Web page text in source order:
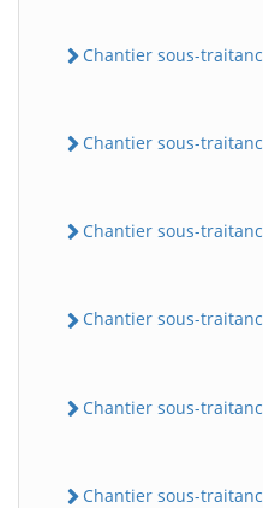
Chantier sous-
Chantier sous-
Chantier sous-
Chantier sous-
Chantier sous-
Chantier sous-